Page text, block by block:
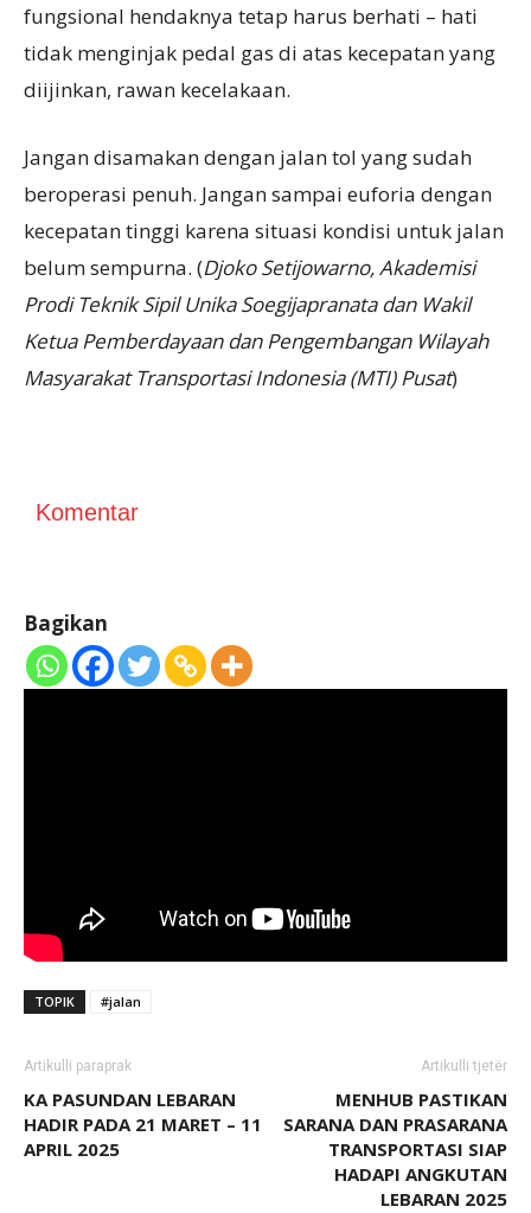
fungsional hendaknya tetap harus berhati – hati
tidak menginjak pedal gas di atas kecepatan yang
diijinkan, rawan kecelakaan.
Jangan disamakan dengan jalan tol yang sudah
beroperasi penuh. Jangan sampai euforia dengan
kecepatan tinggi karena situasi kondisi untuk jalan
belum sempurna. (Djoko Setijowarno, Akademisi
Prodi Teknik Sipil Unika Soegijapranata dan Wakil
Ketua Pemberdayaan dan Pengembangan Wilayah
Masyarakat Transportasi Indonesia (MTI) Pusat)
Komentar
Bagikan
TOPIK #jalan
Artikulli paraprak
KA PASUNDAN LEBARAN
HADIR PADA 21 MARET – 11
APRIL 2025
Artikulli tjetër
MENHUB PASTIKAN
SARANA DAN PRASARANA
TRANSPORTASI SIAP
HADAPI ANGKUTAN
LEBARAN 2025